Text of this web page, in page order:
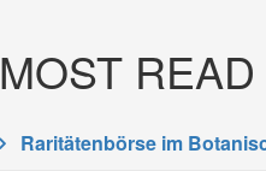
MOST
Raritätenbörse im